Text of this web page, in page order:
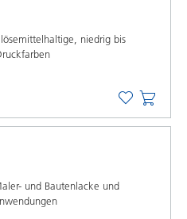
niedrig bis
und Bautenlacke und